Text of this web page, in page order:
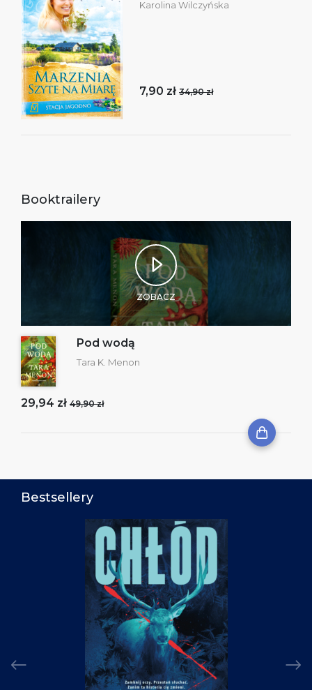
Karolina Wilczyńska
7,90 zł 34,90 zł
Booktrailery
ZOBACZ
Pod wodą
Tara K. Menon
29,94 zł 49,90 zł
Bestsellery